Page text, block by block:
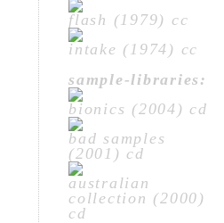
flash (1979) cc
intake (1974) cc
sample-libraries:
bionics (2004) cd
bad samples
(2001) cd
australian
collection (2000)
cd